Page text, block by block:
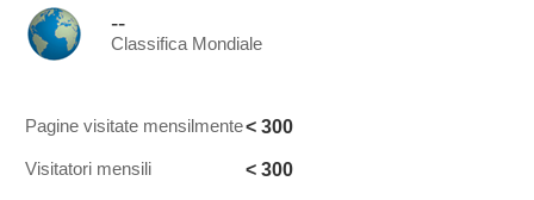
--
Classifica Mondiale
Pagine visitate mensilmente< 300
Visitatori mensili < 300